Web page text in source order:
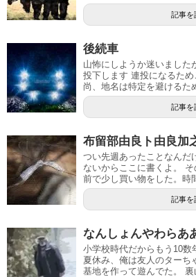
記事を
後続車
山怖にしようか迷いました
投下します 連投になるた
尚、地名は特定を避けるた
記事を
布留部由良ト由良加
つい先週あったことなんだ
ないからここに書くよ。
前で少し買い物をした。時
記事を
なんしょんやわらあ
小学校時代だからもう10数
夏休み、俺は友人のターち
基地を作って遊んでた。 裏